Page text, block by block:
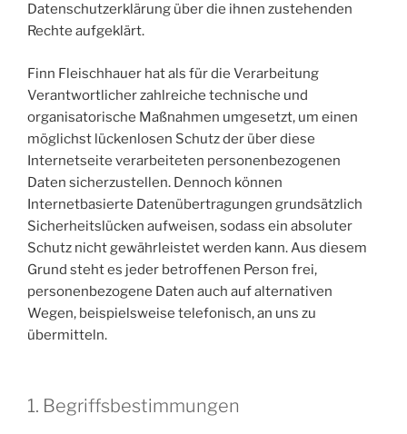
Datenschutzerklärung über die ihnen zustehenden
Rechte aufgeklärt.
Finn Fleischhauer hat als für die Verarbeitung
Verantwortlicher zahlreiche technische und
organisatorische Maßnahmen umgesetzt, um einen
möglichst lückenlosen Schutz der über diese
Internetseite verarbeiteten personenbezogenen
Daten sicherzustellen. Dennoch können
Internetbasierte Datenübertragungen grundsätzlich
Sicherheitslücken aufweisen, sodass ein absoluter
Schutz nicht gewährleistet werden kann. Aus diesem
Grund steht es jeder betroffenen Person frei,
personenbezogene Daten auch auf alternativen
Wegen, beispielsweise telefonisch, an uns zu
übermitteln.
1. Begriffsbestimmungen